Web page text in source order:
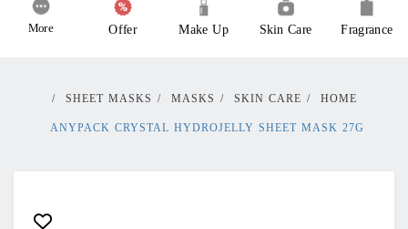
Fragrance
Skin Care
Make Up
Offer
More
HOME
/
SKIN CARE
/
MASKS
/
SHEET MASKS
/
ANYPACK CRYSTAL HYDROJELLY SHEET MASK 27G